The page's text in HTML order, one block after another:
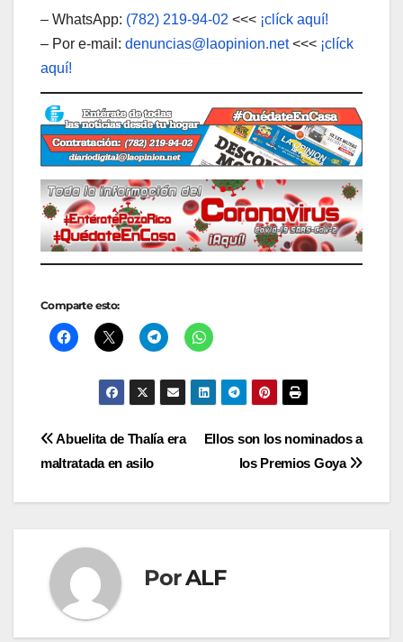
– WhatsApp: (782) 219-94-02 <<< ¡clíck aquí!
– Por e-mail: denuncias@laopinion.net<<< ¡clíck
aquí!
Comparte esto:
Navegación
Ellos son los nominados a
los Premios Goya
Abuelita de Thalía era
maltratada en asilo
PorALF